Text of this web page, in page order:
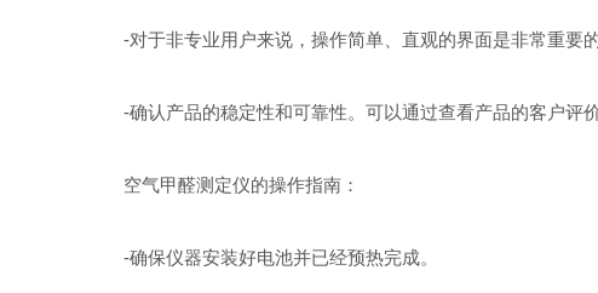
-对于非专业用户来说，操作简单、直观的界面是非常重要的
-确认产品的稳定性和可靠性。可以通过查看产品的客户评价
空气甲醛测定仪的操作指南：
-确保仪器安装好电池并已经预热完成。